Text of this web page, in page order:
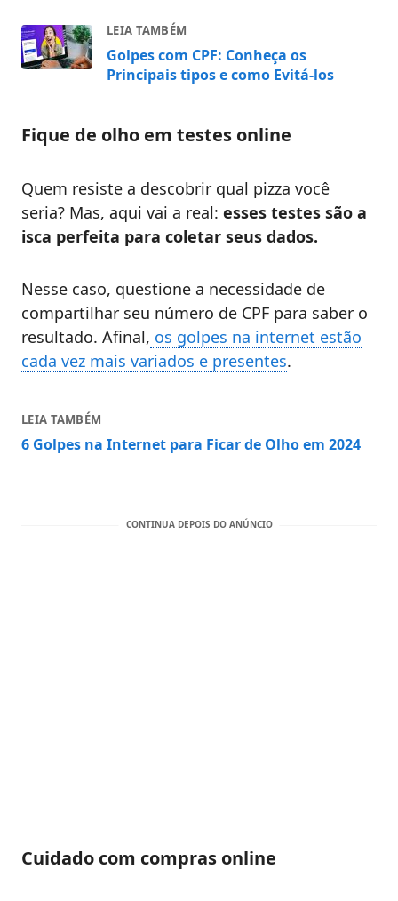
LEIA TAMBÉM
Golpes com CPF: Conheça os
Principais tipos e como Evitá-los
Fique de olho em testes online
Quem resiste a descobrir qual pizza você
seria? Mas, aqui vai a real: esses testes são a
isca perfeita para coletar seus dados.
Nesse caso, questione a necessidade de
compartilhar seu número de CPF para saber o
resultado. Afinal, os golpes na internet estão
cada vez mais variados e presentes.
LEIA TAMBÉM
6 Golpes na Internet para Ficar de Olho em 2024
Cuidado com compras online